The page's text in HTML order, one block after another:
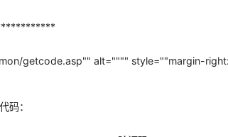
getcode.asp"" alt="""" style=""margin-
码：